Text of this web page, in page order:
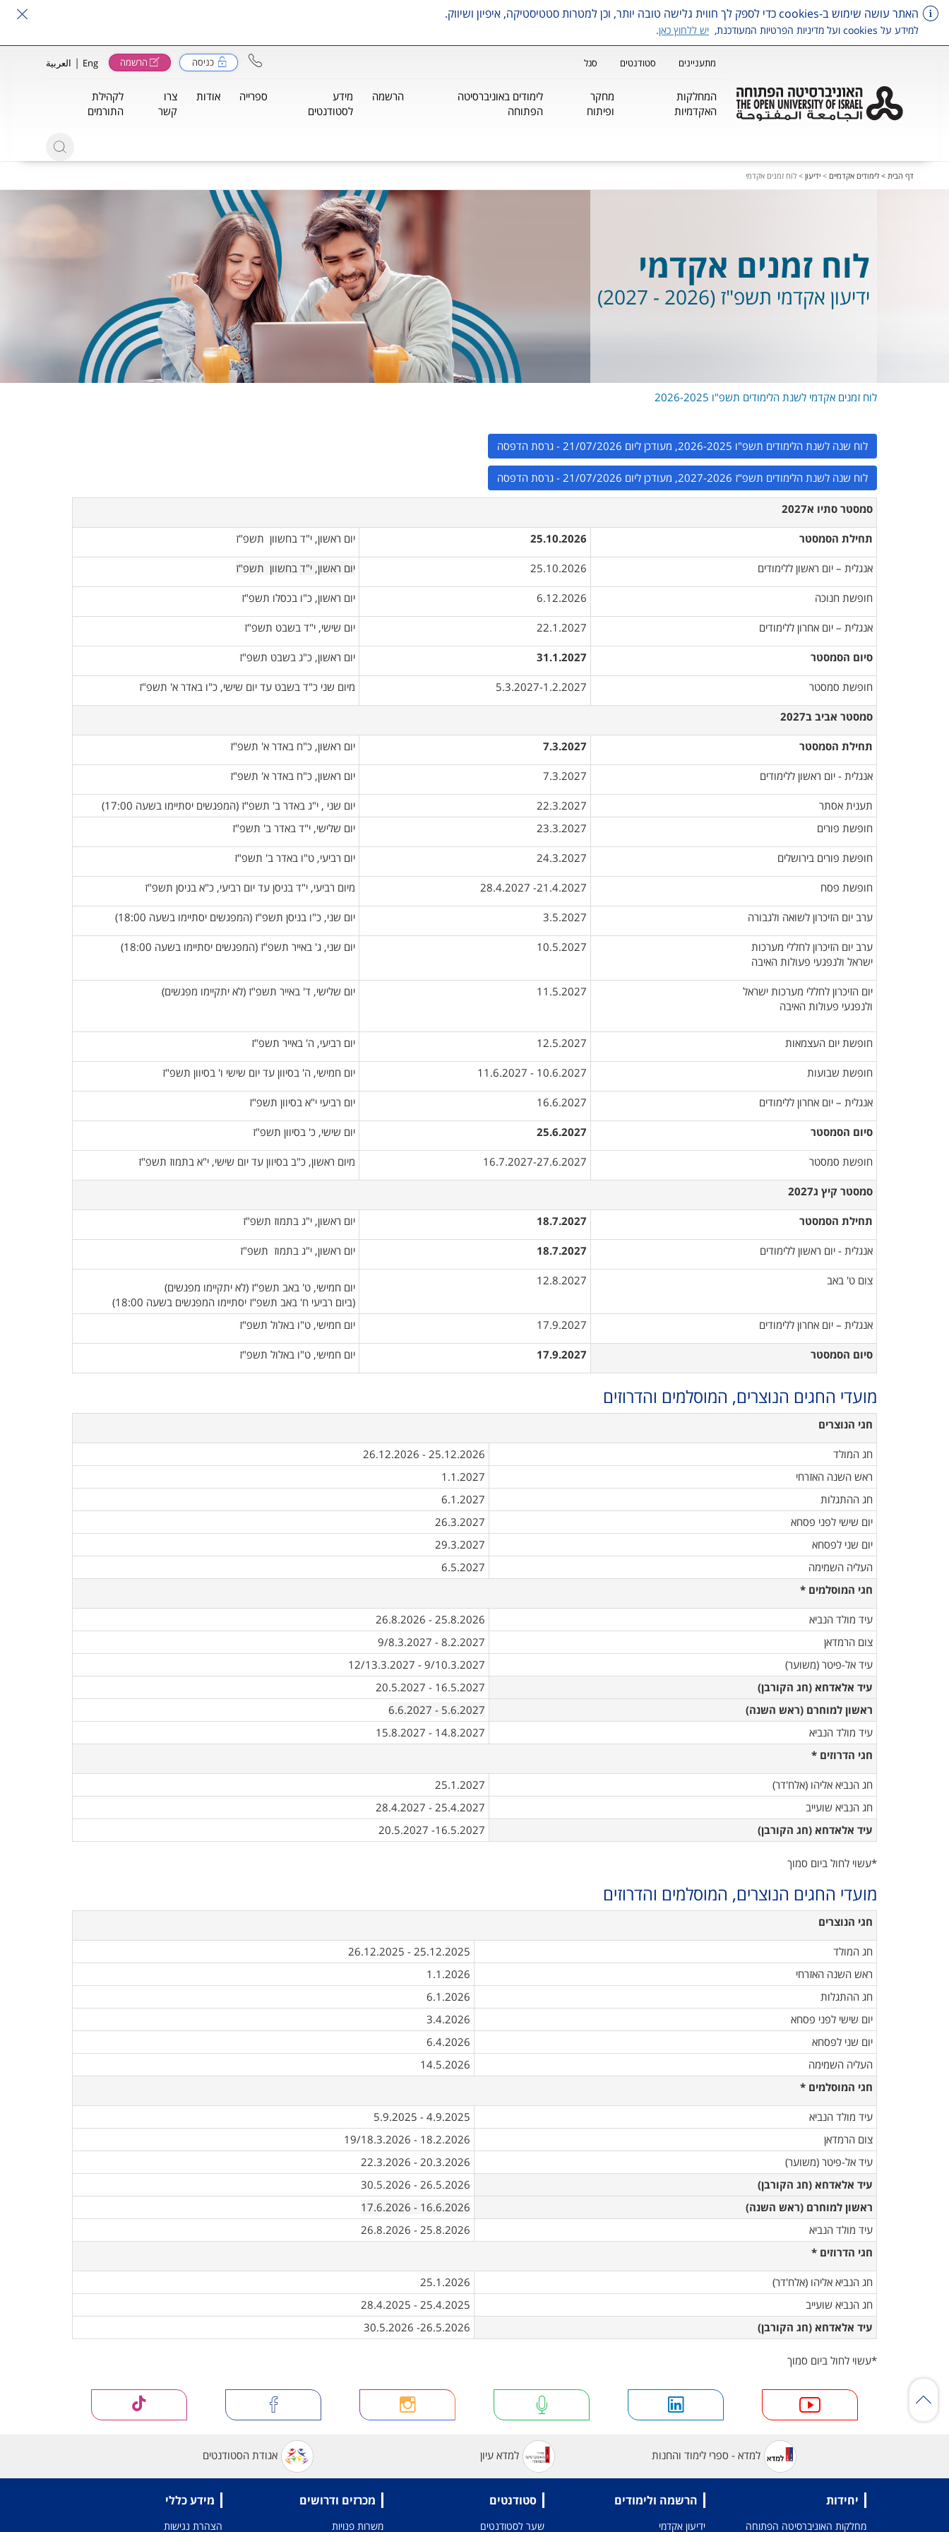
האתר עושה שימוש ב-cookies כדי לספק לך חווית גלישה טובה יותר, וכן למטרות סטטיסטיקה, איפיון ושיווק.
למידע על cookies ועל מדיניות הפרטיות המעודכנת, יש ללחוץ כאן.
מתעניינים סטודנטים סגל כניסה הרשמה Eng
| العربية
המחלקות
האקדמיות
מחקר
ופיתוח
לימודים באוניברסיטה
הפתוחה
הרשמה
מידע
לסטודנטים
ספרייה אודות
צרו
קשר
לקהילת
התורמים
דף הבית > לימודים אקדמיים > ידיעון > לוח זמנים אקדמי
לוח זמנים אקדמי
ידיעון אקדמי תשפ"ז (2026 - 2027)
לוח זמנים אקדמי לשנת הלימודים תשפ"ו 2026-2025
לוח שנה לשנת הלימודים תשפ"ו 2026-2025, מעודכן ליום 21/07/2026 - גרסת הדפסה
לוח שנה לשנת הלימודים תשפ"ז 2027-2026, מעודכן ליום 21/07/2026 - גרסת הדפסה
סמסטר סתיו א2027
תחילת הסמסטר 25.10.2026 יום ראשון, י"ד בחשוון תשפ"ז
אנגלית – יום ראשון ללימודים 25.10.2026 יום ראשון, י"ד בחשוון תשפ"ז
חופשת חנוכה 6.12.2026 יום ראשון, כ"ו בכסלו תשפ"ז
אנגלית – יום אחרון ללימודים 22.1.2027 יום שישי, י"ד בשבט תשפ"ז
סיום הסמסטר 31.1.2027 יום ראשון, כ"ג בשבט תשפ"ז
חופשת סמסטר 5.3.2027-1.2.2027 מיום שני כ"ד בשבט עד יום שישי, כ"ו באדר א' תשפ"ז
סמסטר אביב ב2027
תחילת הסמסטר 7.3.2027 יום ראשון, כ"ח באדר א' תשפ"ז
אנגלית - יום ראשון ללימודים 7.3.2027 יום ראשון, כ"ח באדר א' תשפ"ז
​תענית אסתר 22.3.2027
​יום שני , י"ג באדר ב' תשפ"ז (המפגשים יסתיימו בשעה 17:00)
חופשת פורים
23.3.2027 יום שלישי, י"ד באדר ב' תשפ"ז
חופשת פורים בירושלים 24.3.2027 יום רביעי, ט"ו באדר ב' תשפ"ז
חופשת פסח 21.4.2027- 28.4.2027 מיום רביעי, י"ד בניסן עד יום רביעי, כ"א בניסן תשפ"ז
ערב יום הזיכרון לשואה ולגבורה 3.5.2027 יום שני, כ"ו בניסן תשפ"ז (המפגשים יסתיימו בשעה 18:00)
ערב יום הזיכרון לחללי מערכות
ישראל ולנפגעי פעולות האיבה
10.5.2027 יום שני, ג' באייר תשפ"ז (המפגשים יסתיימו בשעה 18:00)
יום הזיכרון לחללי מערכות ישראל
ולנפגעי פעולות האיבה
11.5.2027 יום שלישי, ד' באייר תשפ"ז (לא יתקיימו מפגשים)
חופשת יום העצמאות 12.5.2027 יום רביעי, ה' באייר תשפ"ז
חופשת שבועות 10.6.2027 - 11.6.2027 יום חמישי, ה' בסיוון עד יום שישי ו' בסיוון תשפ"ז
אנגלית – יום אחרון ללימודים 16.6.2027 יום רביעי י"א בסיוון תשפ"ז
סיום הסמסטר 25.6.2027 יום שישי, כ' בסיוון תשפ"ז
חופשת סמסטר 16.7.2027-27.6.2027 מיום ראשון, כ"ב בסיוון עד יום שישי, י"א בתמוז תשפ"ז
סמסטר קיץ ג2027
תחילת הסמסטר 18.7.2027 יום ראשון, י"ג בתמוז תשפ"ז
אנגלית - יום ראשון ללימודים 18.7.2027 יום ראשון, י"ג בתמוז תשפ"ז
צום ט' באב 12.8.2027
יום חמישי, ט' באב תשפ"ז (לא יתקיימו מפגשים)
(ביום רביעי ח' באב תשפ"ז יסתיימו המפגשים בשעה 18:00)
אנגלית – יום אחרון ללימודים
17.9.2027 יום חמישי, ט"ו באלול תשפ"ז
סיום הסמסטר 17.9.2027 יום חמישי, ט"ו באלול תשפ"ז
מועדי החגים הנוצרים, המוסלמים והדרוזים
חגי הנוצרים
חג המולד
25.12.2026 - 26.12.2026
ראש השנה האזרחי
1.1.2027
חג ההתגלות
6.1.2027
יום שישי לפני פסחא
26.3.2027
יום שני לפסחא
29.3.2027
העליה השמימה
6.5.2027
חגי המוסלמים *
עיד מולד הנביא
25.8.2026 - 26.8.2026
צום הרמדאן
8.2.2027 - 9/8.3.2027
עיד אל-פיטר (משוער)
9/10.3.2027 - 12/13.3.2027
עיד אלאדחא (חג הקורבן)
16.5.2027 - 20.5.2027
ראשון למוחרם (ראש השנה) 5.6.2027
- 6.6.2027
עיד מולד הנביא
14.8.2027 - 15.8.2027
חגי הדרוזים *
חג הנביא אליהו (אלח'דר)
25.1.2027
חג הנביא שועייב
25.4.2027 - 28.4.2027
עיד אלאדחא (חג הקורבן)
16.5.2027- 20.5.2027
*עשוי לחול ביום סמוך
מועדי החגים הנוצרים, המוסלמים והדרוזים
חגי הנוצרים
חג המולד
25.12.2025 - 26.12.2025
ראש השנה האזרחי
1.1.2026
חג ההתגלות
6.1.2026
יום שישי לפני פסחא
3.4.2026
יום שני לפסחא
6.4.2026
העליה השמימה
14.5.2026
חגי המוסלמים *
עיד מולד הנביא
4.9.2025 - 5.9.2025
צום הרמדאן
18.2.2026 - 19/18.3.2026
עיד אל-פיטר (משוער)
20.3.2026 - 22.3.2026
עיד אלאדחא (חג הקורבן)
26.5.2026 - 30.5.2026
ראשון למוחרם (ראש השנה) 16.6.2026
- 17.6.2026
עיד מולד הנביא
25.8.2026 - 26.8.2026
חגי הדרוזים *
חג הנביא אליהו (אלח'דר)
25.1.2026
חג הנביא שועייב
25.4.2025 - 28.4.2025
עיד אלאדחא (חג הקורבן)
26.5.2026- 30.5.2026
*עשוי לחול ביום סמוך
למדא - ספרי לימוד והחנות למדא עיון אגודת הסטודנטים
יחידות
מחלקות האוניברסיטה הפתוחה
הרשמה ולימודים
ידיעון אקדמי
סטודנטים
שער לסטודנטים
מכרזים ודרושים
משרות פנויות
מידע כללי
הצהרת נגישות